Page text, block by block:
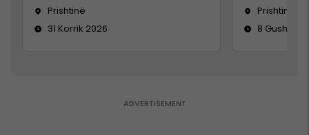
Prishtinë
31 Korrik 2026
Prishtinë
8 Gusht